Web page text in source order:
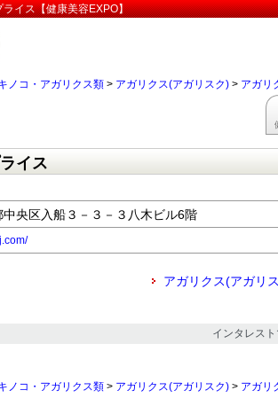
イス【健康美容EXPO】
ノコ・アガリクス類 > アガリクス(アガリスク) > アガリ
イス
央区入船３－３－３八木ビル6階
アガリクス(アガリ
インタレス
ノコ・アガリクス類 > アガリクス(アガリスク) > アガリ